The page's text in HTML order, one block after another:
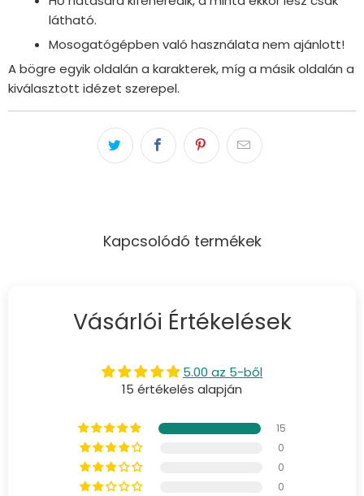
látható.
Mosogatógépben való használata nem ajánlott!
A bögre egyik oldalán a karakterek, míg a másik oldalán a
kiválasztott idézet szerepel.
Kapcsolódó termékek
Vásárlói Értékelések
5.00 az 5-ből
15 értékelés alapján
15
0
0
0